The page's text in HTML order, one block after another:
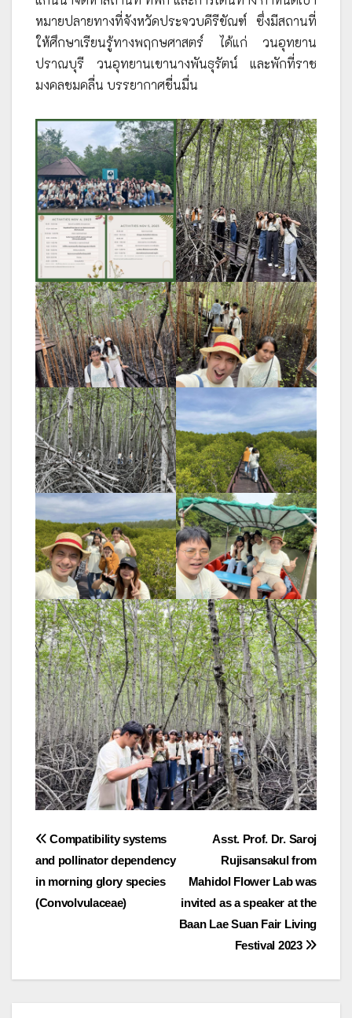
หมายปลายทางที่จังหวัดประจวบคีรีขัณฑ์ ซึ่งมีสถานที่
ให้ศึกษาเรียนรู้ทางพฤกษศาสตร์ ได้แก่ วนอุทยาน
ปราณบุรี วนอุทยานเขานางพันธุรัตน์ และพักที่ราช
มงคลชมคลื่น บรรยากาศชื่นมื่น
Post
navigation
Asst. Prof. Dr. Saroj
Rujisansakul from
Mahidol Flower Lab was
invited as a speaker at the
Baan Lae Suan Fair Living
Festival 2023
Compatibility systems
and pollinator dependency
in morning glory species
(Convolvulaceae)